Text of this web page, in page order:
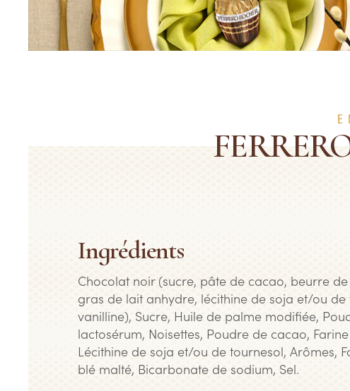
Ingrédients
Chocolat noir (sucre, pâte de cacao, beurre
gras de lait anhydre, lécithine de soja et/ou de
vanilline), Sucre, Huile de palme modifiée,
lactosérum, Noisettes, Poudre de cacao,
Lécithine de soja et/ou de tournesol, Arômes,
blé malté, Bicarbonate de sodium, Sel.